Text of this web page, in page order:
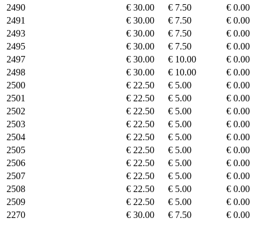
2490
€ 30.00 € 7.50
€ 0.00
2491
€ 30.00 € 7.50
€ 0.00
2493
€ 30.00 € 7.50
€ 0.00
2495
€ 30.00 € 7.50
€ 0.00
2497
€ 30.00 € 10.00
€ 0.00
2498
€ 30.00 € 10.00
€ 0.00
2500
€ 22.50 € 5.00
€ 0.00
2501
€ 22.50 € 5.00
€ 0.00
2502
€ 22.50 € 5.00
€ 0.00
2503
€ 22.50 € 5.00
€ 0.00
2504
€ 22.50 € 5.00
€ 0.00
2505
€ 22.50 € 5.00
€ 0.00
2506
€ 22.50 € 5.00
€ 0.00
2507
€ 22.50 € 5.00
€ 0.00
2508
€ 22.50 € 5.00
€ 0.00
2509
€ 22.50 € 5.00
€ 0.00
2270
€ 30.00 € 7.50 € 0.00